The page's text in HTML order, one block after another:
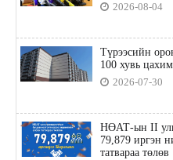
2026-08-04
Түрээсийн
100 хувь
2026-07-30
НӨАТ-ын II
79,879 иргэн
татвараа төлөв